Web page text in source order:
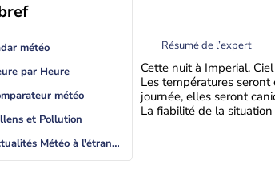
météo
par Heure
météo
et Pollution
Actualités Météo à l'étranger
Résumé de l’expert
Cette nuit à Imperial,
Les températures
journée, elles seront
La fiabilité de la